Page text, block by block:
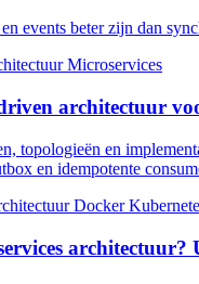
events beter zijn dan
Microservices
architectuur
topologieën en
en idempotente
Docker
architectuur?